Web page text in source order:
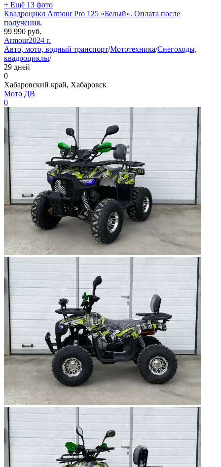
+ Ещё 13 фото
Квадроцикл Armour Pro 125 «Белый». Оплата после
получения.
99 990 руб.
Armour2024 г.
Авто, мото, водный транспорт/Мототехника/Снегоходы,
квадроциклы/
29 дней
0
Хабаровский край, Хабаровск
Мото ДВ
0